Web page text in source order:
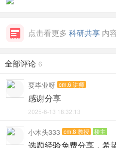
点击看更多 科研共享 内
全部评论 6
要毕业呀 cm.6 讲师
感谢分享
2025-6-13 18:32:13
小木头333 cm.8 教授 楼主
选题经验免费分享，希